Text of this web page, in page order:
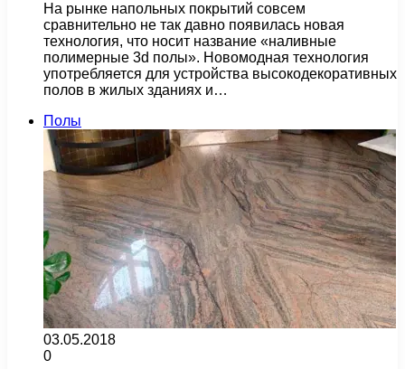
На рынке напольных покрытий совсем
сравнительно не так давно появилась новая
технология, что носит название «наливные
полимерные 3d полы». Новомодная технология
употребляется для устройства высокодекоративных
полов в жилых зданиях и…
Полы
03.05.2018
0